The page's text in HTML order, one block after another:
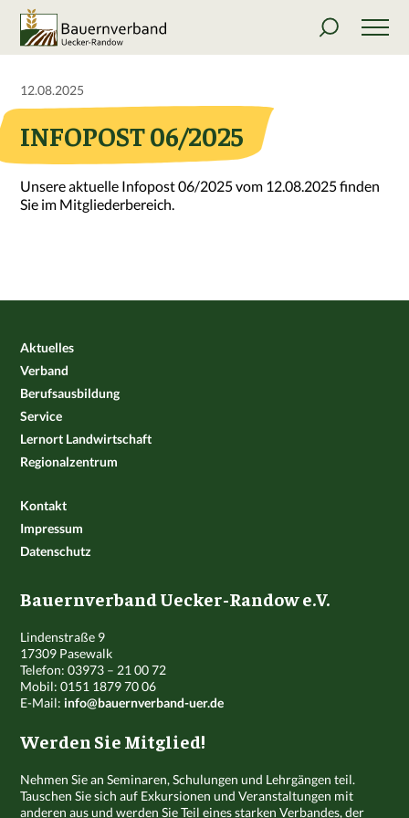
12.08.2025
INFOPOST 06/2025
Unsere aktuelle Infopost 06/2025 vom 12.08.2025 finden
Sie im Mitgliederbereich.
Aktuelles
Verband
Berufsausbildung
Service
Lernort Landwirtschaft
Regionalzentrum
Kontakt
Impressum
Datenschutz
Bauernverband Uecker-Randow e.V.
Lindenstraße 9
17309 Pasewalk
Telefon: 03973 – 21 00 72
Mobil: 0151 1879 70 06
E-Mail:info@bauernverband-uer.de
Werden Sie Mitglied!
Nehmen Sie an Seminaren, Schulungen und Lehrgängen teil.
Tauschen Sie sich auf Exkursionen und Veranstaltungen mit
anderen aus und werden Sie Teil eines starken Verbandes, der